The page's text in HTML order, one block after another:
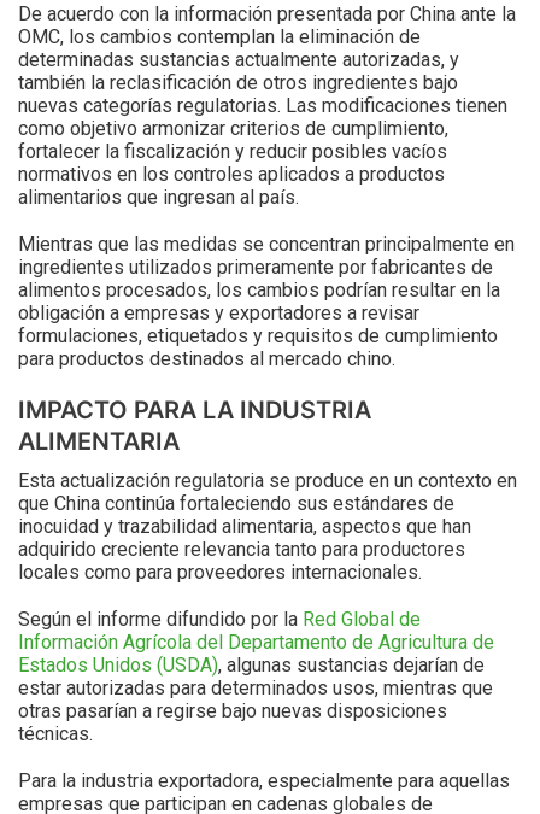
De acuerdo con la información presentada por China ante la
OMC, los cambios contemplan la eliminación de
determinadas sustancias actualmente autorizadas, y
también la reclasificación de otros ingredientes bajo
nuevas categorías regulatorias. Las modificaciones tienen
como objetivo armonizar criterios de cumplimiento,
fortalecer la fiscalización y reducir posibles vacíos
normativos en los controles aplicados a productos
alimentarios que ingresan al país.
Mientras que las medidas se concentran principalmente en
ingredientes utilizados primeramente por fabricantes de
alimentos procesados, los cambios podrían resultar en la
obligación a empresas y exportadores a revisar
formulaciones, etiquetados y requisitos de cumplimiento
para productos destinados al mercado chino.
IMPACTO PARA LA INDUSTRIA
ALIMENTARIA
Esta actualización regulatoria se produce en un contexto en
que China continúa fortaleciendo sus estándares de
inocuidad y trazabilidad alimentaria, aspectos que han
adquirido creciente relevancia tanto para productores
locales como para proveedores internacionales.
Según el informe difundido por la Red Global de
Información Agrícola del Departamento de Agricultura de
Estados Unidos (USDA), algunas sustancias dejarían de
estar autorizadas para determinados usos, mientras que
otras pasarían a regirse bajo nuevas disposiciones
técnicas.
Para la industria exportadora, especialmente para aquellas
empresas que participan en cadenas globales de